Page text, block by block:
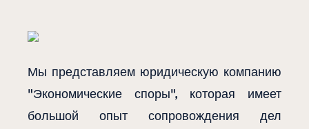
Мы представляем юридическую компанию
"Экономические споры", которая имеет
большой опыт сопровождения дел